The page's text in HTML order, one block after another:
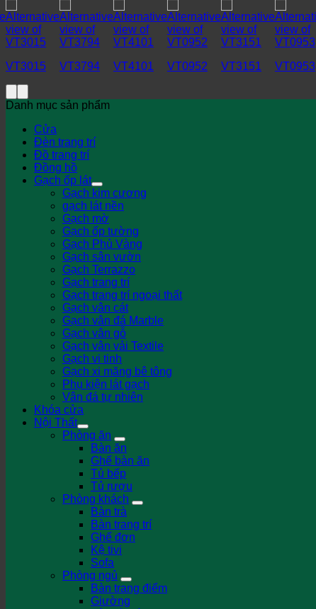
VT3015 VT3794 VT4101 VT0952 VT3151 VT0953
Danh mục sản phẩm
Cửa
Đèn trang trí
Đồ trang trí
Đồng hồ
Gạch ốp lát
Gạch kim cương
gạch lát nền
Gạch mờ
Gạch ốp tường
Gạch Phủ Vàng
Gạch sân vườn
Gạch Terrazzo
Gạch trang trí
Gạch trang trí ngoại thất
Gạch vân cát
Gạch vân đá Marble
Gạch vân gỗ
Gạch vân vải Textile
Gạch vi tinh
Gạch xi măng bê tông
Phụ kiện lát gạch
Vân đá tự nhiên
Khóa cửa
Nội Thất
Phòng ăn
Bàn ăn
Ghế bàn ăn
Tủ bếp
Tủ rượu
Phòng khách
Bàn trà
Bàn trang trí
Ghế đơn
Kệ tivi
Sofa
Phòng ngủ
Bàn trang điểm
Giường